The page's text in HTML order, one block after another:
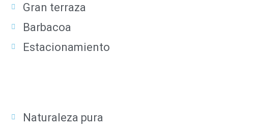
Gran terraza
Barbacoa
Estacionamiento
Naturaleza pura